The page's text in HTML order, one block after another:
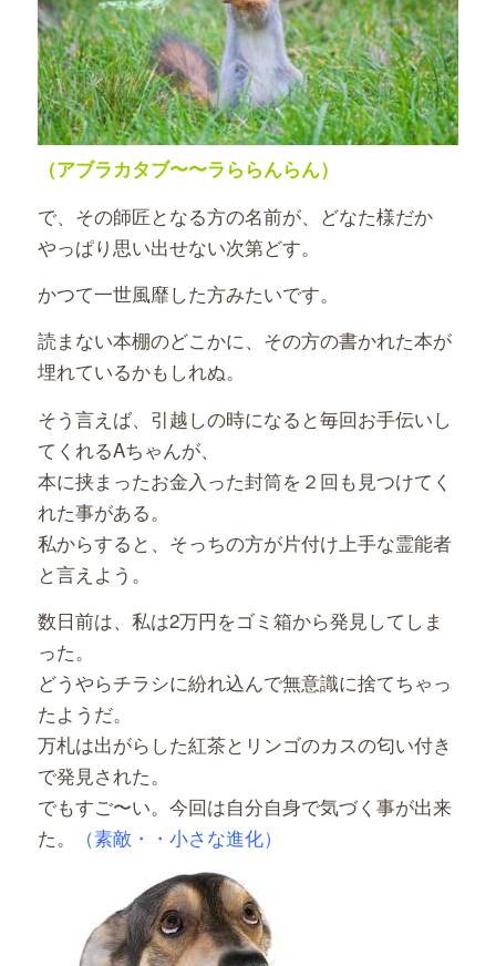
（アブラカタブ〜〜ラららんらん）
で、その師匠となる方の名前が、どなた様だか
やっぱり思い出せない次第どす。
かつて一世風靡した方みたいです。
読まない本棚のどこかに、その方の書かれた本が
埋れているかもしれぬ。
そう言えば、引越しの時になると毎回お手伝いし
てくれるAちゃんが、
本に挟まったお金入った封筒を２回も見つけてく
れた事がある。
私からすると、そっちの方が片付け上手な霊能者
と言えよう。
数日前は、私は2万円をゴミ箱から発見してしま
った。
どうやらチラシに紛れ込んで無意識に捨てちゃっ
たようだ。
万札は出がらした紅茶とリンゴのカスの匂い付き
で発見された。
でもすご〜い。今回は自分自身で気づく事が出来
た。
（素敵・・小さな進化）